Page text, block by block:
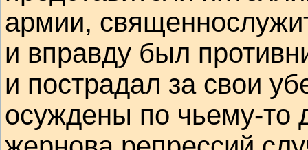
армии,
и вправду был
и пострадал за свои
осуждены по чьему-то